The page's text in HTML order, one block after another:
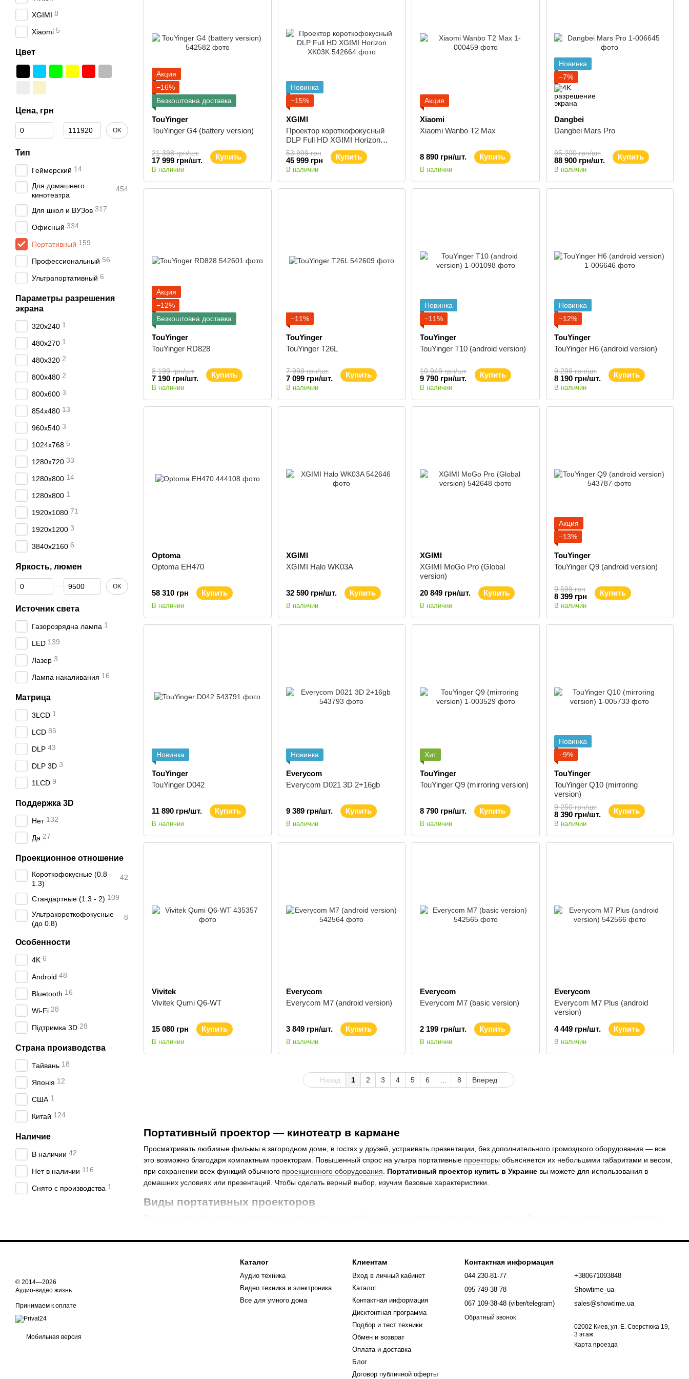
Портативный проектор — кинотеатр в кармане
Просматривать любимые фильмы в загородном доме, в гостях у друзей, устраивать презентации, без дополнительного громоздкого оборудования — все
это возможно благодаря компактным проекторам. Повышенный спрос на ультра портативные проекторы объясняется их небольшими габаритами и весом,
при сохранении всех функций обычного проекционного оборудования Портативный проектор купить в Украине вы можете для использования в
домашних условиях или презентаций. Чтобы сделать верный выбор, изучим базовые характеристики.
Виды портативных проекторов
Акция
−16%
Безкоштовна доставка
TouYinger
TouYinger G4 (battery version)
21 398 грн/шт.
17 999 грн/шт. Купить
В наличии
Новинка
−15%
XGIMI
Проектор короткофокусный
DLP Full HD XGIMI Horizon
XK03K
53 999 грн
45 999 грн Купить
В наличии
Акция
Xiaomi
Xiaomi Wanbo T2 Max
8 890 грн/шт. Купить
В наличии
Новинка
−7%
Dangbei
Dangbei Mars Pro
95 200 грн/шт.
88 900 грн/шт. Купить
В наличии
Акция
−12%
Безкоштовна доставка
TouYinger
TouYinger RD828
8 199 грн/шт.
7 190 грн/шт. Купить
В наличии
−11%
TouYinger
TouYinger T26L
7 999 грн/шт.
7 099 грн/шт. Купить
В наличии
Новинка
−11%
TouYinger
TouYinger T10 (android version)
10 949 грн/шт.
9 790 грн/шт. Купить
В наличии
Новинка
−12%
TouYinger
TouYinger H6 (android version)
9 299 грн/шт.
8 190 грн/шт. Купить
В наличии
Optoma
Optoma EH470
58 310 грн Купить
В наличии
XGIMI
XGIMI Halo WK03A
32 590 грн/шт. Купить
В наличии
XGIMI
XGIMI MoGo Pro (Global
version)
20 849 грн/шт.
Купить
В наличии
Акция
−13%
TouYinger
TouYinger Q9 (android version)
9 599 грн
8 399 грн Купить
В наличии
Новинка
TouYinger
TouYinger D042
11 890 грн/шт. Купить
В наличии
Новинка
Everycom
Everycom D021 3D 2+16gb
9 389 грн/шт. Купить
В наличии
Хит
TouYinger
TouYinger Q9 (mirroring version)
8 790 грн/шт. Купить
В наличии
Новинка
−9%
TouYinger
TouYinger Q10 (mirroring
version)
9 250 грн/шт.
8 390 грн/шт. Купить
В наличии
Vivitek
Vivitek Qumi Q6-WT
15 080 грн Купить
В наличии
Everycom
Everycom M7 (android version)
3 849 грн/шт. Купить
В наличии
Everycom
Everycom M7 (basic version)
2 199 грн/шт. Купить
В наличии
Everycom
Everycom M7 Plus (android
version)
4 449 грн/шт.
Купить
В наличии
Назад 1 2 3 4 5 6 8 Вперед
XGIMI 8
Xiaomi 5
Цвет
Цена, грн
От Цена, грн
До Цена, грн OK
Тип
Геймерский 14
Для домашнего
кинотеатра
454
Для школ и ВУЗов 317
Офисный 334
Портативный 159
Профессиональный 56
Ультрапортативный 6
Параметры разрешения
экрана
320x240 1
480x270 1
480x320 2
800x480 2
800x600 3
854x480 13
960x540 3
1024x768 5
1280x720 33
1280x800 14
1280х800 1
1920x1080 71
1920x1200 3
3840x2160 6
Яркость, люмен
От Яркость, люмен
До Яркость, люмен OK
Источник света
Газорозрядна лампа 1
LED 139
Лазер 3
Лампа накаливания 16
Матрица
3LCD 1
LCD 85
DLP 43
DLP 3D 3
1LCD 9
Поддержка 3D
Нет 132
Да 27
Проекционное отношение
Короткофокусные (0.8 -
1.3)
42
Стандартные (1.3 - 2) 109
Ультракороткофокусные
(до 0.8)
8
Особенности
4K 6
Android 48
Bluetooth 16
Wi-Fi 28
Підтримка 3D 28
Страна производства
Тайвань 18
Японія 12
США 1
Китай 124
Наличие
В наличии 42
Нет в наличии 116
Снято с производства 1
© 2014—2026
Аудио-видео жизнь
Принимаем к оплате
Мобильная версия
Каталог
Аудио техника
Видео техника и электроника
Все для умного дома
Клиентам
Вход в личный кабинет
Каталог
Контактная информация
Дисктонтная программа
Подбор и тест техники
Обмен и возврат
Оплата и доставка
Блог
Договор публичной оферты
Контактная информация
044 230-81-77
095 749-38-78
067 109-38-48 (viber/telegram)
Обратный звонок
+380671093848
Showtime_ua
sales@showtime.ua
02002 Киев, ул. Е. Сверстюка 19,
3 этаж
Карта проезда